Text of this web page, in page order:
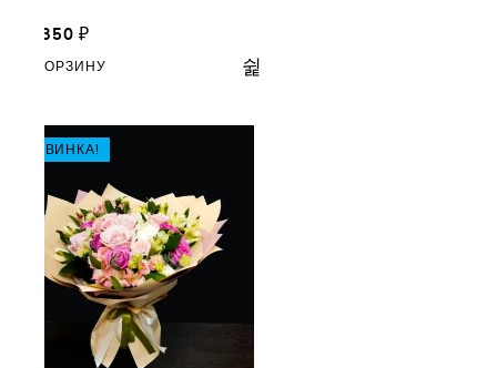
20,350 ₽
В КОРЗИНУ
НОВИНКА!